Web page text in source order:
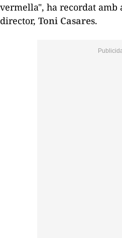
vermella", ha recordat amb
director, Toni Casares.